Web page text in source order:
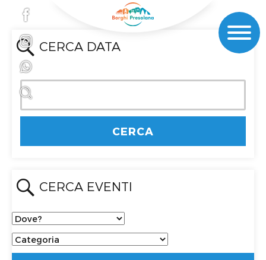
CERCA DATA
CERCA EVENTI
Dove?
Categoria